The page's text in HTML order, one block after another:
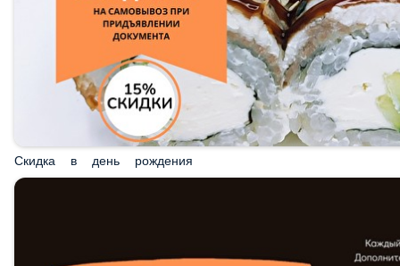
Скидка в день рождения